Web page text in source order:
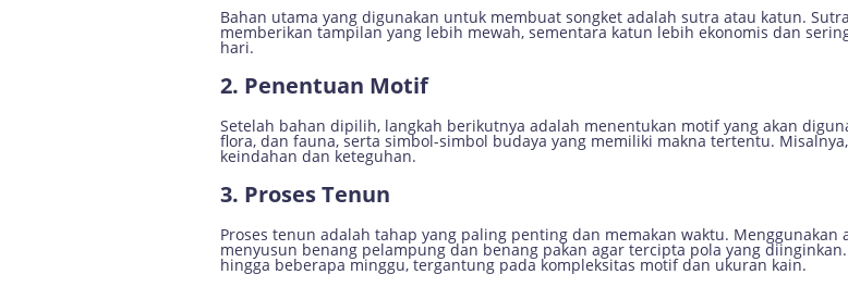
Bahan utama yang digunakan untuk membuat songket adalah sutra atau katun.
memberikan tampilan yang lebih mewah, sementara katun lebih ekonomis dan
hari.
2. Penentuan Motif
Setelah bahan dipilih, langkah berikutnya adalah menentukan motif yang akan
flora, dan fauna, serta simbol-simbol budaya yang memiliki makna tertentu.
keindahan dan keteguhan.
3. Proses Tenun
Proses tenun adalah tahap yang paling penting dan memakan waktu.
menyusun benang pelampung dan benang pakan agar tercipta pola yang
hingga beberapa minggu, tergantung pada kompleksitas motif dan ukuran kain.